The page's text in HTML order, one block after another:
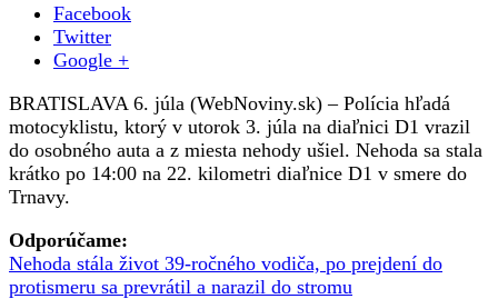
auta
na
diaľnici
D1
miesta
nehody
Facebook
Twitter
Google +
BRATISLAVA 6. júla (WebNoviny.sk) – Polícia hľadá
motocyklistu, ktorý v utorok 3. júla na diaľnici D1 vrazil
do osobného auta a z miesta nehody ušiel. Nehoda sa stala
krátko po 14:00 na 22. kilometri diaľnice D1 v smere do
Trnavy.
Odporúčame:
Nehoda stála život 39-ročného vodiča, po prejdení do
protismeru sa prevrátil a narazil do stromu